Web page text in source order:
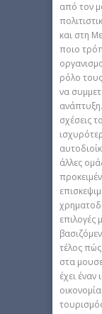
από τον
και στη
ποιο
ρόλο
να
σχέσεις
άλλες
επιλογές
τέλος
στα
έχει